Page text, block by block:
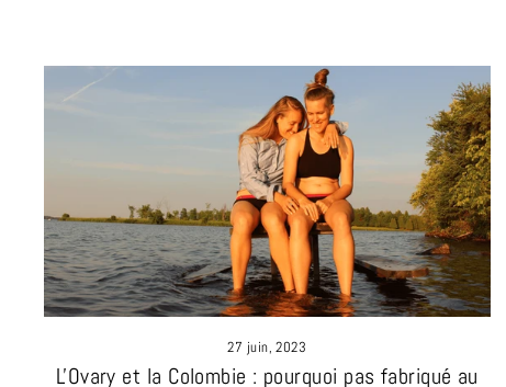
27 juin, 2023
L'Ovary et la Colombie : pourquoi pas fabriqué au